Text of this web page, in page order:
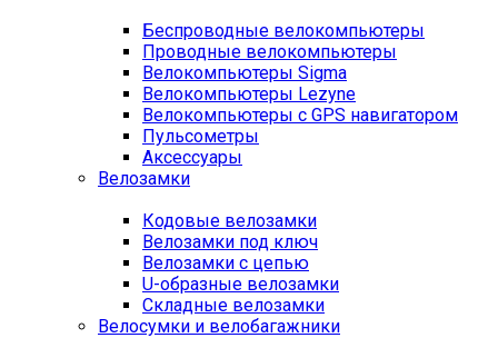
Беспроводные велокомпьютеры
Проводные велокомпьютеры
Велокомпьютеры Sigma
Велокомпьютеры Lezyne
Велокомпьютеры с GPS навигатором
Пульсометры
Аксессуары
Велозамки
Кодовые велозамки
Велозамки под ключ
Велозамки с цепью
U-образные велозамки
Складные велозамки
Велосумки и велобагажники